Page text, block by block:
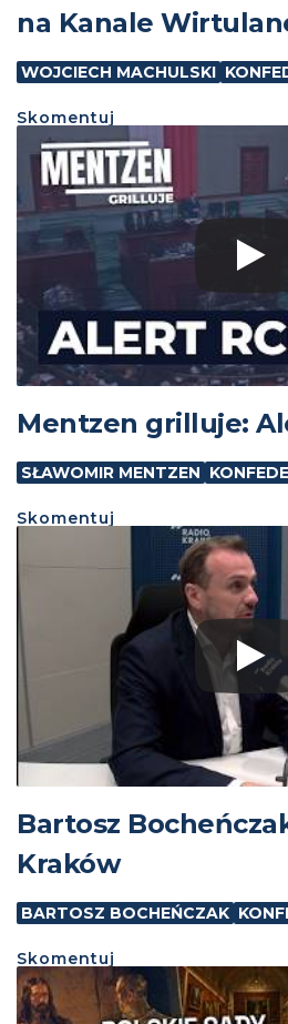
na Kanale
WOJCIECH MACHULSKI
Skomentuj
Mentzen grilluje:
SŁAWOMIR MENTZEN
Skomentuj
Bartosz
Kraków
BARTOSZ BOCHEŃCZAK
Skomentuj